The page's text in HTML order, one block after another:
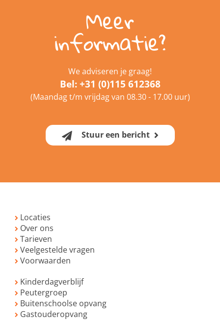
Meer
informatie?
We adviseren je graag!
Bel:+31 (0)115 612368
(Maandag t/m vrijdag van 08.30 - 17.00 uur)
Stuur een bericht
Locaties
Over ons
Tarieven
Veelgestelde vragen
Voorwaarden
Kinderdagverblijf
Peutergroep
Buitenschoolse opvang
Gastouderopvang